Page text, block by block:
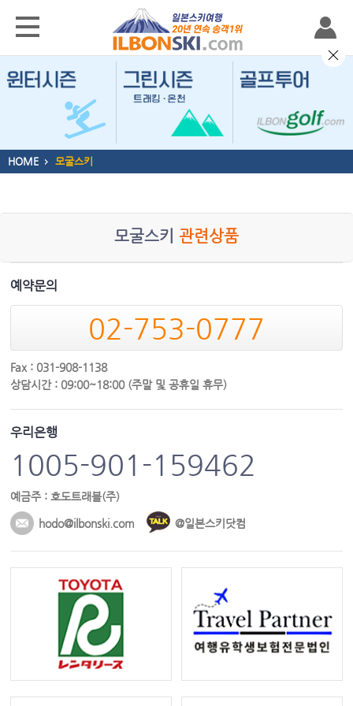
HOME 모굴스키
모굴스키 관련상품
예약문의
02-753-0777
Fax : 031-908-1138
상담시간 : 09:00~18:00 (주말 및 공휴일 휴무)
우리은행
1005-901-159462
예금주 : 호도트래블(주)
hodo@ilbonski.com @일본스키닷컴